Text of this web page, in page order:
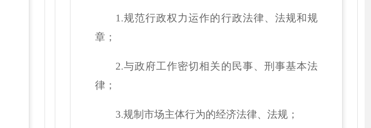
1.规范行政权力运作的行政法律、法规和规
章；
2.与政府工作密切相关的民事、刑事基本法
律；
3.规制市场主体行为的经济法律、法规；